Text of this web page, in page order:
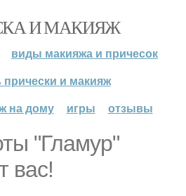
И МАКИЯЖ
виды макияжа и причесок
прически и макияж
на дому
игры отзывы
"Гламур"
вас!